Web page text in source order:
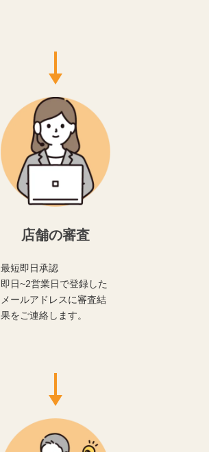
店舗の審査
最短即日承認
即日~2営業日で登録した
メールアドレスに審査結
果をご連絡します。